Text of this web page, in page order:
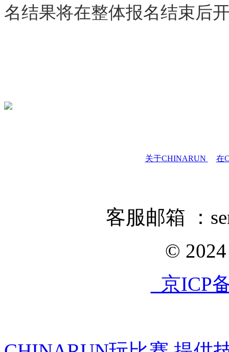
名结果将在整体报名结束后
关于CHINARUN 在
客服邮箱 ：
©
京ICP